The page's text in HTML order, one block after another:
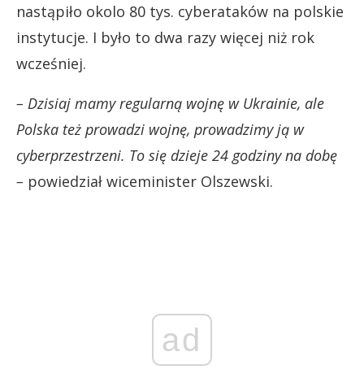
nastąpiło okolo 80 tys. cyberataków na polskie
instytucje. I było to dwa razy więcej niż rok
wcześniej.
– Dzisiaj mamy regularną wojnę w Ukrainie, ale
Polska też prowadzi wojnę, prowadzimy ją w
cyberprzestrzeni. To się dzieje 24 godziny na dobę
– powiedział wiceminister Olszewski.
ad